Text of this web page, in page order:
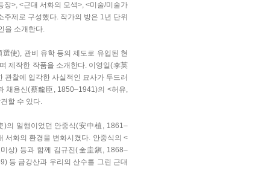
장>, <근대 서화의 모색>, <미술/미술가
제로 구성했다. 작가의 방은 1년 단위
을 소개한다.
使), 관비 유학 등의 제도로 유입된 현
제작한 작품을 소개한다. 이영일(李英
찰에 입각한 사실적인 묘사가 두드러
채용신(蔡龍臣, 1850–1941)의 <허유,
할 수 있다.
)의 일행이었던 안중식(安中植, 1861–
서화의 환경을 변화시켰다. 안중식의 <
상) 등과 함께 김규진(金圭鎭, 1868–
등 금강산과 우리의 산수를 그린 근대